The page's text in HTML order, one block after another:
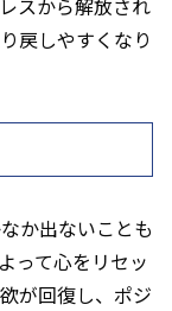
戻しやすくなり
か出ないことも
って心をリセッ
が回復し、ポジ